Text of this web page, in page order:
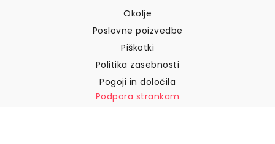
Okolje
Poslovne poizvedbe
Piškotki
Politika zasebnosti
Pogoji in določila
Podpora strankam